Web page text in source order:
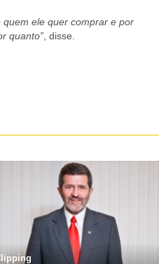
ele quer comprar e por
quanto” , disse.